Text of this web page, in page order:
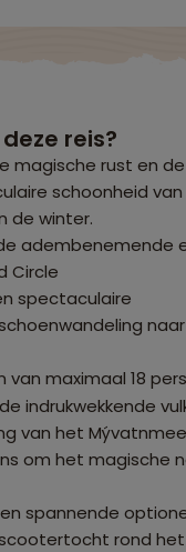
reis?
magische rust en de
schoonheid
de winter.
adembenemende
Circle
spectaculaire
van maximaal 18
indrukwekkende
van het
om het magische
spannende
rond